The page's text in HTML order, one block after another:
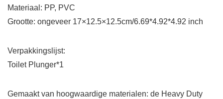
Materiaal: PP, PVC
Grootte: ongeveer 17×12.5×12.5cm/6.69*4.92*4.92 inch
Verpakkingslijst:
Toilet Plunger*1
Gemaakt van hoogwaardige materialen: de Heavy Duty